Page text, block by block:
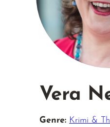
Vera
Genre: Krimi &